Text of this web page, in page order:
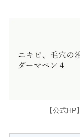
【公式HP】